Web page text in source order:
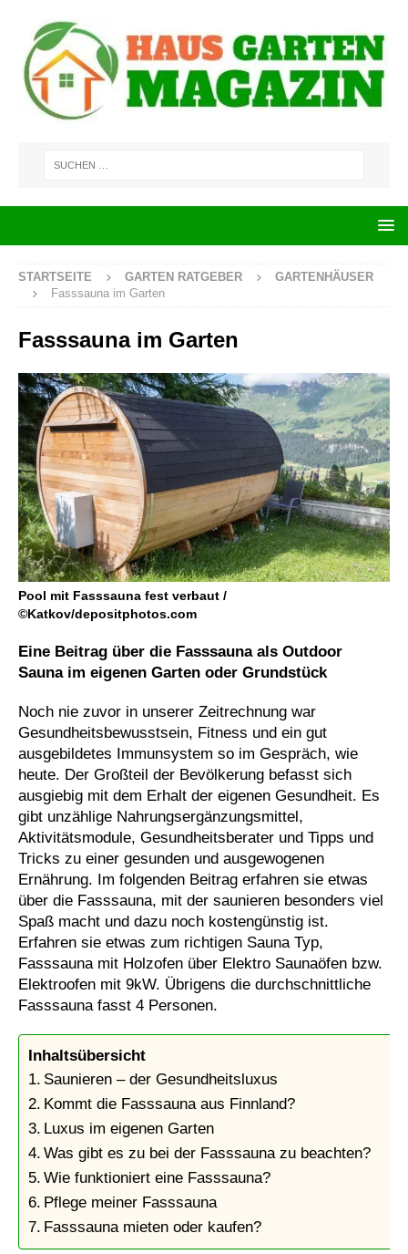
STARTSEITE GARTEN RATGEBER
GARTENHÄUSER
Fasssauna im Garten
Fasssauna im Garten
Pool mit Fasssauna fest verbaut /
©Katkov/depositphotos.com
Eine Beitrag über die Fasssauna als Outdoor
Sauna im eigenen Garten oder Grundstück
Noch nie zuvor in unserer Zeitrechnung war
Gesundheitsbewusstsein, Fitness und ein gut
ausgebildetes Immunsystem so im Gespräch, wie
heute. Der Großteil der Bevölkerung befasst sich
ausgiebig mit dem Erhalt der eigenen Gesundheit. Es
gibt unzählige Nahrungsergänzungsmittel,
Aktivitätsmodule, Gesundheitsberater und Tipps und
Tricks zu einer gesunden und ausgewogenen
Ernährung. Im folgenden Beitrag erfahren sie etwas
über die Fasssauna, mit der saunieren besonders viel
Spaß macht und dazu noch kostengünstig ist.
Erfahren sie etwas zum richtigen Sauna Typ,
Fasssauna mit Holzofen über Elektro Saunaöfen bzw.
Elektroofen mit 9kW. Übrigens die durchschnittliche
Fasssauna fasst 4 Personen.
Inhaltsübersicht
Saunieren – der Gesundheitsluxus
Kommt die Fasssauna aus Finnland?
Luxus im eigenen Garten
Was gibt es zu bei der Fasssauna zu beachten?
Wie funktioniert eine Fasssauna?
Pflege meiner Fasssauna
Fasssauna mieten oder kaufen?